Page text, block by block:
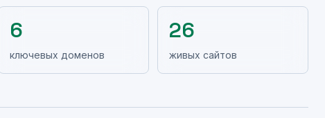
6
ключевых доменов
26
живых сайтов